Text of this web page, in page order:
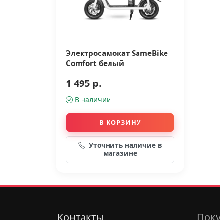
Электросамокат SameBike
Comfort белый
1 495 р.
В наличии
В КОРЗИНУ
Уточнить наличие в
магазине
Контакты